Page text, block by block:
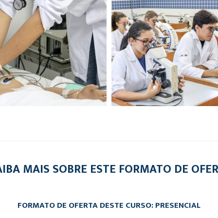
MAIS SOBRE ESTE FORMATO DE
FORMATO DE OFERTA DESTE CURSO: PRESENCIAL